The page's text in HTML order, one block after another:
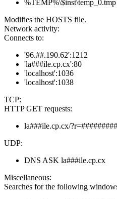
%TEMP%\$inst\temp_0.tmp
Modifies the HOSTS file.
Network activity:
Connects to:
'96.##.190.62':1212
'la###ile.cp.cx':80
'localhost':1036
'localhost':1038
TCP:
HTTP GET requests:
la###ile.cp.cx/
UDP:
DNS ASK la###ile.cp.cx
Miscellaneous:
Searches for the following